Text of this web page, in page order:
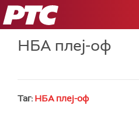
РТС
НБА плеј-оф
Таг: НБА плеј-оф